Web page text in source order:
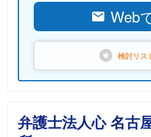
Web
検討リス
弁護士法人心 名古